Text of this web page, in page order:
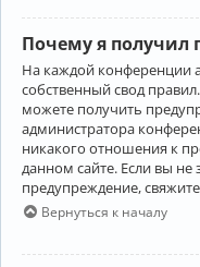
Почему я получил
На каждой конференции
собственный свод
можете получить
администратора
никакого отношения к
данном сайте. Если вы не
предупреждение,
Вернуться к началу